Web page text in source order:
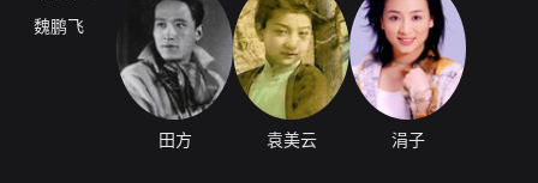
魏鹏飞
田方 袁美云 涓子